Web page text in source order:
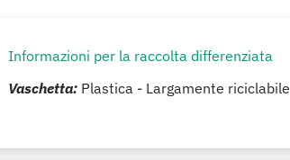
Informazioni per la raccolta differenziata
Vaschetta: Plastica - Largamente riciclabile